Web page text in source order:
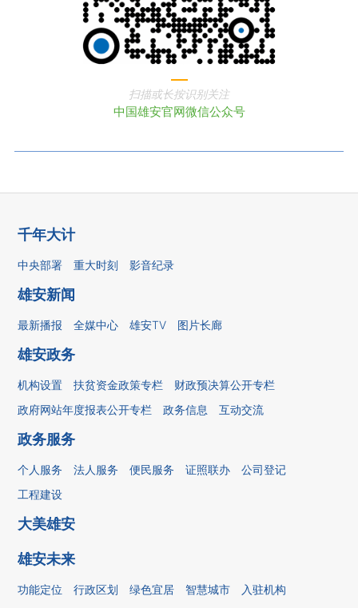
扫描或长按识别关注
中国雄安官网微信公众号
千年大计
中央部署 重大时刻 影音纪录
雄安新闻
最新播报 全媒中心 雄安TV 图片长廊
雄安政务
机构设置 扶贫资金政策专栏
财政预决算公开专栏
政府网站年度报表公开专栏
政务信息 互动交流
政务服务
个人服务 法人服务 便民服务 证照联办
公司登记
工程建设
大美雄安
雄安未来
功能定位 行政区划 绿色宜居 智慧城市 入驻机构